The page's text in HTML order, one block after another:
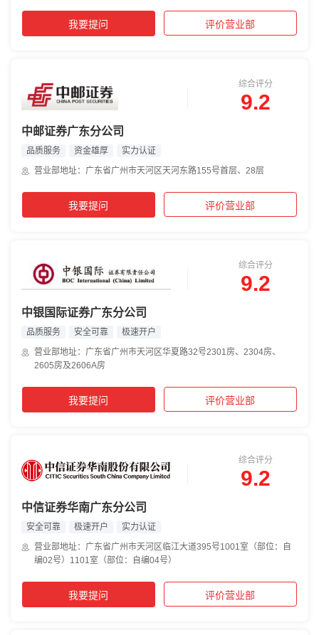
我要提问 评价营业部
综合评分
9.2
中邮证券广东分公司
品质服务 资金雄厚
实力认证
营业部地址：广东省广州市天河区天河东路155号首层、28层
我要提问 评价营业部
综合评分
9.2
中银国际证券广东分公司
品质服务 安全可靠
极速开户
营业部地址：广东省广州市天河区华夏路32号2301房、2304房、
2605房及2606A房
我要提问 评价营业部
综合评分
9.2
中信证券华南广东分公司
安全可靠 极速开户
实力认证
营业部地址：广东省广州市天河区临江大道395号1001室（部位：自
编02号）1101室（部位：自编04号）
我要提问 评价营业部